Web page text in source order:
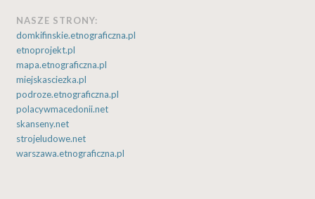
NASZE STRONY:
domkifinskie.etnograficzna.pl
etnoprojekt.pl
mapa.etnograficzna.pl
miejskasciezka.pl
podroze.etnograficzna.pl
polacywmacedonii.net
skanseny.net
strojeludowe.net
warszawa.etnograficzna.pl